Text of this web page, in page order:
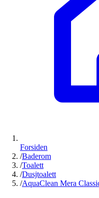
Forsiden
/Baderom
/Toalett
/Dusjtoalett
/AquaClean Mera